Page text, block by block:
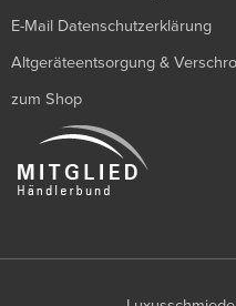
E-Mail Datenschutzerklärung
Altgeräteentsorgung &
zum Shop